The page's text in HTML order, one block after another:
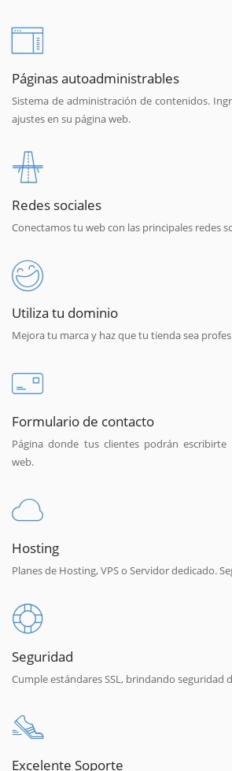
Páginas autoadministrables
Sistema de administración de contenidos.
ajustes en su página web.
Redes sociales
Conectamos tu web con las principales redes
Utiliza tu dominio
Mejora tu marca y haz que tu tienda sea
Formulario de contacto
Página donde tus clientes podrán
web.
Hosting
Planes de Hosting, VPS o Servidor dedicado.
Seguridad
Cumple estándares SSL, brindando seguridad
Excelente Soporte